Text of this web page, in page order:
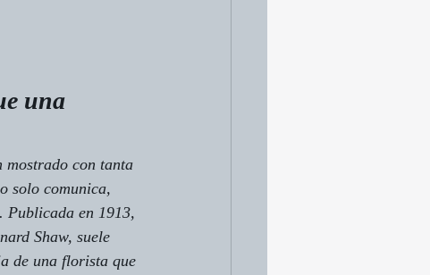
una
con tanta
solo comunica,
Publicada en 1913,
Shaw, suele
de una florista que